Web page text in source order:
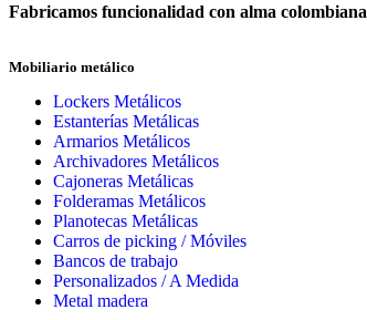
Fabricamos funcionalidad con alma colombiana
Mobiliario metálico
Lockers Metálicos
Estanterías Metálicas
Armarios Metálicos
Archivadores Metálicos
Cajoneras Metálicas
Folderamas Metálicos
Planotecas Metálicas
Carros de picking / Móviles
Bancos de trabajo
Personalizados / A Medida
Metal madera